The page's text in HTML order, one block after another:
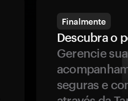
Finalmente
Descubra o
Gerencie
seguras e